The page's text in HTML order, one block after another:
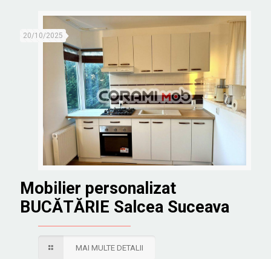
20/10/2025
Mobilier personalizat
BUCĂTĂRIE Salcea Suceava
MAI MULTE DETALII